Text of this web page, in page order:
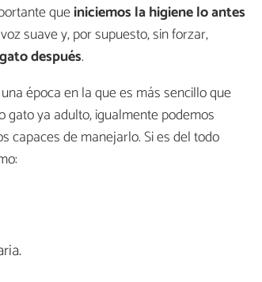
queiniciemos la higiene lo antes
suave y, por supuesto, sin forzar,
después.
época en la que es más sencillo que
gato ya adulto, igualmente podemos
capaces de manejarlo. Si es del todo